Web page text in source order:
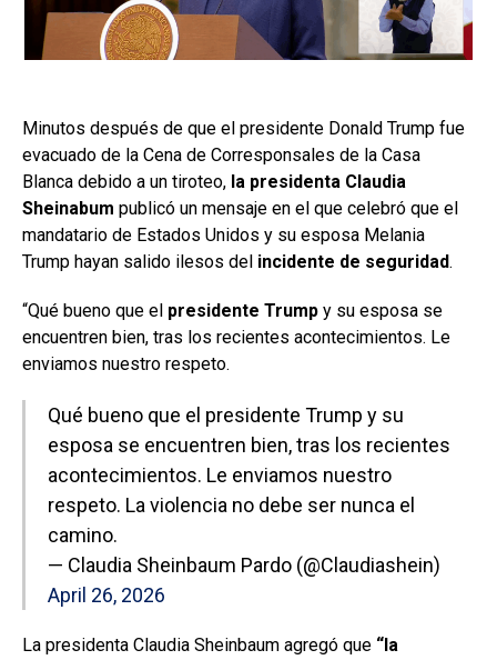
Minutos después de que el presidente Donald Trump fue
evacuado de la Cena de Corresponsales de la Casa
Blanca debido a un tiroteo, la presidenta Claudia
Sheinabum publicó un mensaje en el que celebró que el
mandatario de Estados Unidos y su esposa Melania
Trump hayan salido ilesos del incidente de seguridad.
“Qué bueno que el presidente Trump y su esposa se
encuentren bien, tras los recientes acontecimientos. Le
enviamos nuestro respeto.
Qué bueno que el presidente Trump y su
esposa se encuentren bien, tras los recientes
acontecimientos. Le enviamos nuestro
respeto. La violencia no debe ser nunca el
camino.
— Claudia Sheinbaum Pardo (@Claudiashein)
April 26, 2026
La presidenta Claudia Sheinbaum agregó que “la